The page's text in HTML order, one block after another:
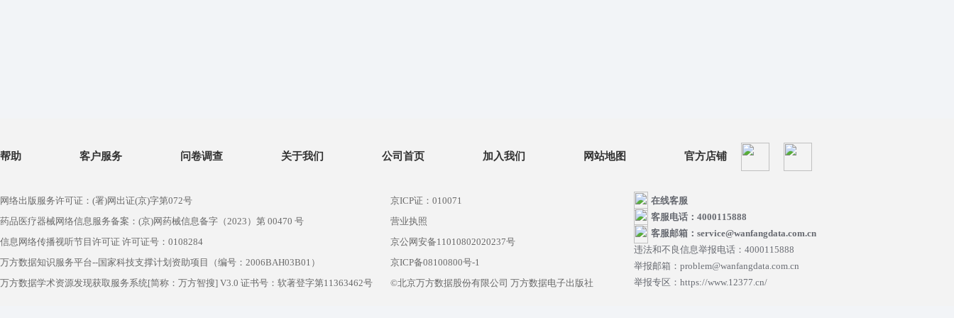
帮助 客户服务 问卷调查 关于我们 公司首页 加入我们 网站地图 官方店铺
网络出版服务许可证：(署)网出证(京)字第072号
药品医疗器械网络信息服务备案：(京)网药械信息备字（2023）第 00470 号
信息网络传播视听节目许可证 许可证号：0108284
万方数据知识服务平台--国家科技支撑计划资助项目（编号：2006BAH03B01）
万方数据学术资源发现获取服务系统[简称：万方智搜] V3.0 证书号：软著登字第11363462号
京ICP证：010071
营业执照
京公网安备11010802020237号
京ICP备08100800号-1
©北京万方数据股份有限公司 万方数据电子出版社
在线客服
客服电话：4000115888
客服邮箱：service@wanfangdata.com.cn
违法和不良信息举报电话：4000115888
举报邮箱：problem@wanfangdata.com.cn
举报专区：https://www.12377.cn/